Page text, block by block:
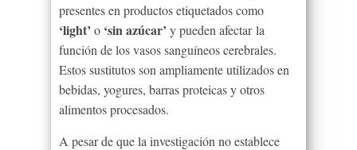
presentes en productos etiquetados como
‘light’ o ‘sin azúcar’ y pueden afectar la
función de los vasos sanguíneos cerebrales.
Estos sustitutos son ampliamente utilizados en
bebidas, yogures, barras proteicas y otros
alimentos procesados.
A pesar de que la investigación no establece